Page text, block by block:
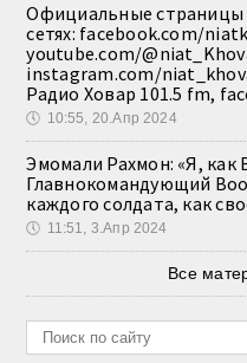
Официальные страницы
сетях: facebook.com/
youtube.com/
instagram.com/
Радио Ховар 101.5 fm,
🕔 10:55, 20.Апр 2024
Эмомали Рахмон: «Я, как
Главнокомандующий
каждого солдата, как
🕔 11:51, 3.Апр 2024
Все